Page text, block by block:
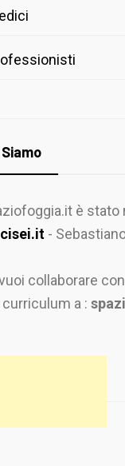
è stato
-
collaborare
a :